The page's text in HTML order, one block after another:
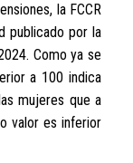
la FCCR
publicado por la
Como ya se
a 100 indica
mujeres que a
valor es inferior